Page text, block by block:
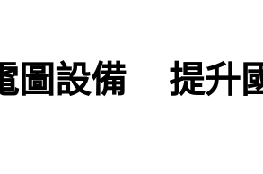
圖設備 提升